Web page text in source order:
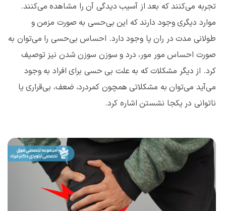
تجربه می‌کنند که بعد از آسیب دیدگی آن را مشاهده می‌کنند.
موارد دیگری وجود دارند که این بی‌حسی به صورت مزمن و
طولانی مدت در ران پا وجود دارد. احساس بی‌حسی را می‌توان به
صورت احساس مور مور، درد و سوزن سوزن شدن نیز توصیف
کرد. از دیگر مشکلات که به علت بی ‌حسی برای افراد به وجود
می‌آید می‌توان به مشکلاتی همچون کمردرد، ضعف، بی‌قراری یا
ناتوانی در یکجا نشستن اشاره کرد.